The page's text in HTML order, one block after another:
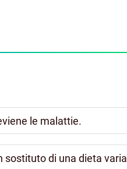
le malattie.
sostituto di una dieta varia